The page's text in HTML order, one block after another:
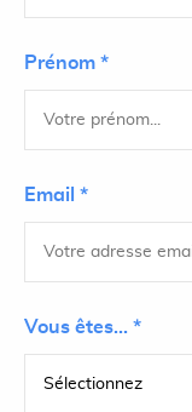
Prénom *
Email *
Vous êtes... *